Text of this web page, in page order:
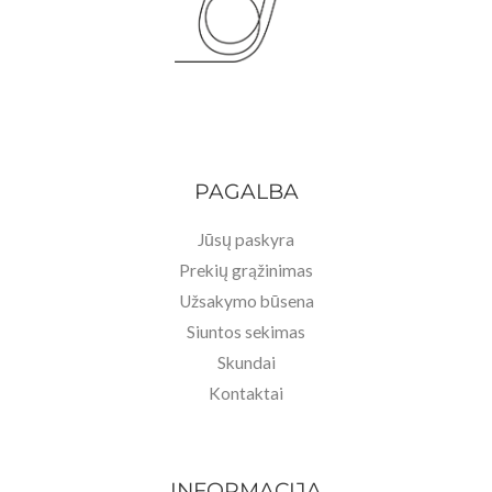
.
PAGALBA
Jūsų paskyra
Prekių grąžinimas
Užsakymo būsena
Siuntos sekimas
Skundai
Kontaktai